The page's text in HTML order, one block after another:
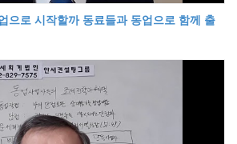
으로 시작할까 동료들과 동업으로 함께 출